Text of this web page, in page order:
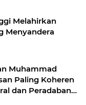
Melahirkan
Menyandera
Muhammad
Paling Koheren
dan Peradaban